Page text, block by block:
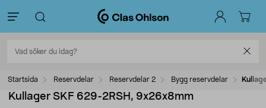
Startsida Reservdelar Reservdelar 2 Bygg reservdelar
Kullager SKF 629-2RSH, 9x26x8mm